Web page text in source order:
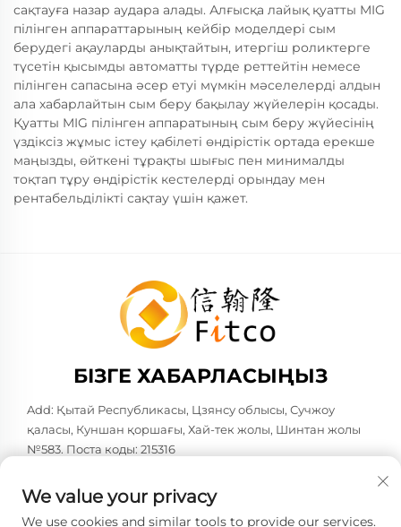
сақтауға назар аудара алады. Алғысқа лайық қуатты MIG
пілінген аппараттарының кейбір моделдері сым
берудегі ақауларды анықтайтын, итергіш роликтерге
түсетін қысымды автоматты түрде реттейтін немесе
пілінген сапасына әсер етуі мүмкін мәселелерді алдын
ала хабарлайтын сым беру бақылау жүйелерін қосады.
Қуатты MIG пілінген аппаратының сым беру жүйесінің
үздіксіз жұмыс істеу қабілеті өндірістік ортада ерекше
маңызды, өйткені тұрақты шығыс пен минималды
тоқтап тұру өндірістік кестелерді орындау мен
рентабельділікті сақтау үшін қажет.
БІЗГЕ ХАБАРЛАСЫҢЫЗ
Add: Қытай Республикасы, Цзянсу облысы, Сучжоу
қаласы, Куншан қоршағы, Хай-тек жолы, Шинтан жолы
№583. Поста коды: 215316
Электрондық пошта:
[email protected]
We value your privacy
We use cookies and similar tools to provide our services.